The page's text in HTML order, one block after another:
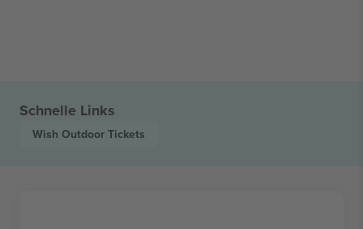
Schnelle Links
Wish Outdoor Tickets